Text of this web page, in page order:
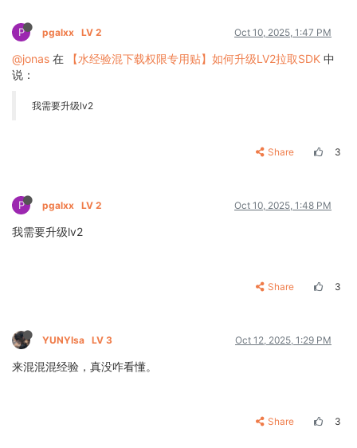
P pgalxx LV 2 Oct 10, 2025, 1:47 PM
@jonas 在 【水经验混下载权限专用贴】如何升级LV2拉取SDK 中
说：
我需要升级lv2
Share 3
P pgalxx LV 2 Oct 10, 2025, 1:48 PM
我需要升级lv2
Share 3
YUNYIsa LV 3 Oct 12, 2025, 1:29 PM
来混混混经验，真没咋看懂。
Share 3